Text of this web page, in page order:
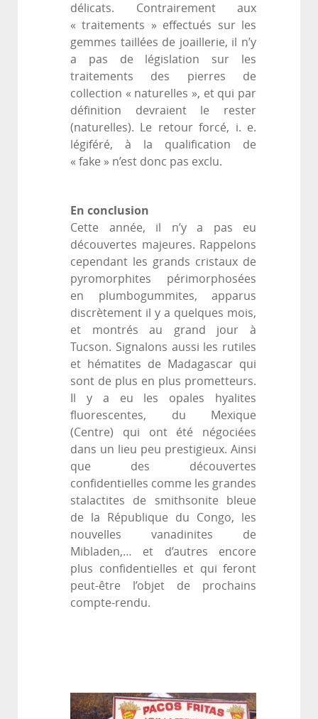
délicats. Contrairement aux
« traitements » effectués sur les
gemmes taillées de joaillerie, il n’y
a pas de législation sur les
traitements des pierres de
collection « naturelles », et qui par
définition devraient le rester
(naturelles). Le retour forcé, i. e.
légiféré, à la qualification de
« fake » n’est donc pas exclu.
En conclusion
Cette année, il n’y a pas eu
découvertes majeures. Rappelons
cependant les grands cristaux de
pyromorphites périmorphosées
en plumbogummites, apparus
discrètement il y a quelques mois,
et montrés au grand jour à
Tucson. Signalons aussi les rutiles
et hématites de Madagascar qui
sont de plus en plus prometteurs.
Il y a eu les opales hyalites
fluorescentes, du Mexique
(Centre) qui ont été négociées
dans un lieu peu prestigieux. Ainsi
que des découvertes
confidentielles comme les grandes
stalactites de smithsonite bleue
de la République du Congo, les
nouvelles vanadinites de
Mibladen,… et d’autres encore
plus confidentielles et qui feront
peut-être l’objet de prochains
compte-rendu.